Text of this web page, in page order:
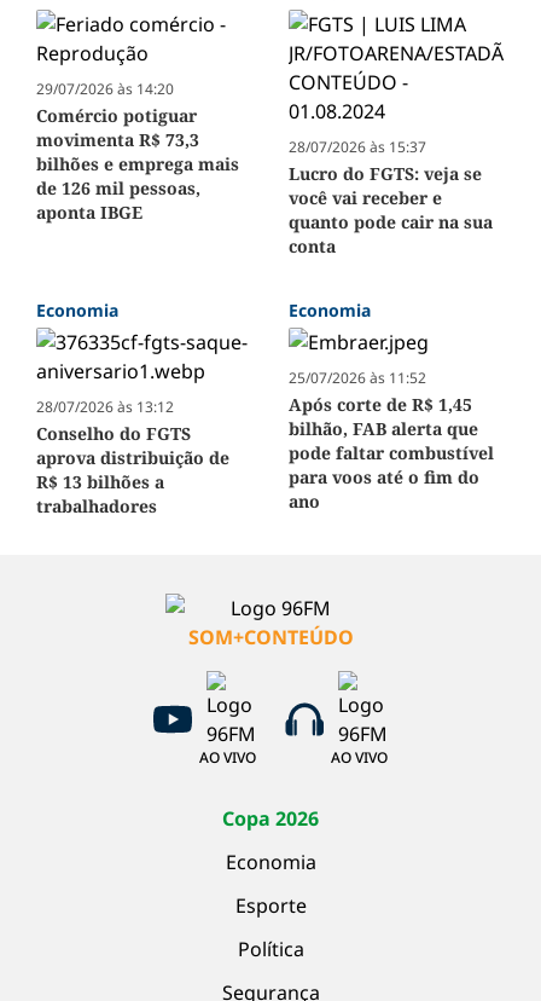
29/07/2026 às 14:20
Comércio potiguar
movimenta R$ 73,3
bilhões e emprega mais
de 126 mil pessoas,
aponta IBGE
28/07/2026 às 15:37
Lucro do FGTS: veja se
você vai receber e
quanto pode cair na sua
conta
Economia
28/07/2026 às 13:12
Conselho do FGTS
aprova distribuição de
R$ 13 bilhões a
trabalhadores
Economia
25/07/2026 às 11:52
Após corte de R$ 1,45
bilhão, FAB alerta que
pode faltar combustível
para voos até o fim do
ano
SOM+CONTEÚDO
AO VIVO AO VIVO
Copa 2026
Economia
Esporte
Política
Segurança